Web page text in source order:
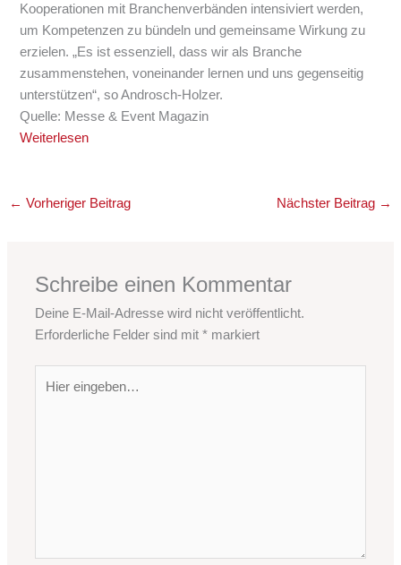
Kooperationen mit Branchenverbänden intensiviert werden,
um Kompetenzen zu bündeln und gemeinsame Wirkung zu
erzielen. „Es ist essenziell, dass wir als Branche
zusammenstehen, voneinander lernen und uns gegenseitig
unterstützen“, so Androsch-Holzer.
Quelle: Messe & Event Magazin
Weiterlesen
← Vorheriger Beitrag Nächster Beitrag →
Schreibe einen Kommentar
Deine E-Mail-Adresse wird nicht veröffentlicht.
Erforderliche Felder sind mit* markiert
eingeben…